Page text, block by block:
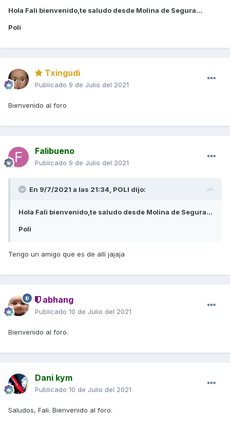
Hola Fali bienvenido,te saludo desde Molina de Segura...
Poli
Txingudi
Publicado 9 de Julio del 2021
Bienvenido al foro
Falibueno
Publicado 9 de Julio del 2021
En 9/7/2021 a las 21:34, POLI dijo:
Hola Fali bienvenido,te saludo desde Molina de Segura...
Poli
Tengo un amigo que es de allí jajaja
abhang
Publicado 10 de Julio del 2021
Bienvenido al foro.
Dani kym
Publicado 10 de Julio del 2021
Saludos, Fali. Bienvenido al foro.